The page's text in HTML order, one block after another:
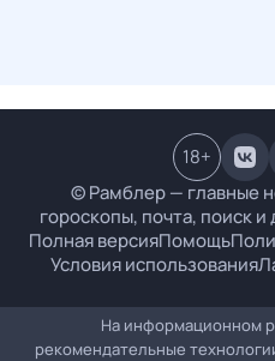
© Рамблер — главные
гороскопы, почта, поиск
Полная версияПомощь
Условия использования
18+
На информационном
рекомендательные